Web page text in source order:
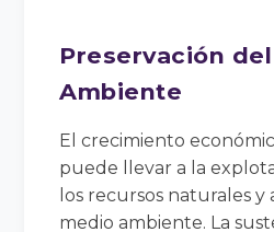
Preservación
Ambiente
El crecimiento
puede llevar a la
los recursos naturales y
medio ambiente. La